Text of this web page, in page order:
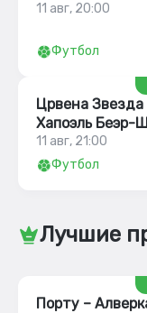
11 авг, 20:00
Футбол
Црвена Звезда
Хапоэль Беэр-
11 авг, 21:00
Футбол
Лучшие
Порту –